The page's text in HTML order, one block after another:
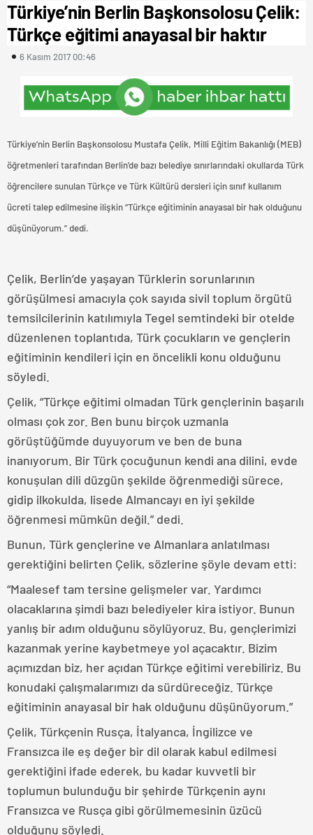
Türkiye’nin Berlin Başkonsolosu Çelik:
Türkçe eğitimi anayasal bir haktır
6 Kasım 2017 00:46
Türkiye’nin Berlin Başkonsolosu Mustafa Çelik, Milli Eğitim Bakanlığı (MEB)
öğretmenleri tarafından Berlin’de bazı belediye sınırlarındaki okullarda Türk
öğrencilere sunulan Türkçe ve Türk Kültürü dersleri için sınıf kullanım
ücreti talep edilmesine ilişkin “Türkçe eğitiminin anayasal bir hak olduğunu
düşünüyorum.” dedi.
Çelik, Berlin’de yaşayan Türklerin sorunlarının
görüşülmesi amacıyla çok sayıda sivil toplum örgütü
temsilcilerinin katılımıyla Tegel semtindeki bir otelde
düzenlenen toplantıda, Türk çocukların ve gençlerin
eğitiminin kendileri için en öncelikli konu olduğunu
söyledi.
Çelik, “Türkçe eğitimi olmadan Türk gençlerinin başarılı
olması çok zor. Ben bunu birçok uzmanla
görüştüğümde duyuyorum ve ben de buna
inanıyorum. Bir Türk çocuğunun kendi ana dilini, evde
konuşulan dili düzgün şekilde öğrenmediği sürece,
gidip ilkokulda, lisede Almancayı en iyi şekilde
öğrenmesi mümkün değil.” dedi.
Bunun, Türk gençlerine ve Almanlara anlatılması
gerektiğini belirten Çelik, sözlerine şöyle devam etti:
“Maalesef tam tersine gelişmeler var. Yardımcı
olacaklarına şimdi bazı belediyeler kira istiyor. Bunun
yanlış bir adım olduğunu söylüyoruz. Bu, gençlerimizi
kazanmak yerine kaybetmeye yol açacaktır. Bizim
açımızdan biz, her açıdan Türkçe eğitimi verebiliriz. Bu
konudaki çalışmalarımızı da sürdüreceğiz. Türkçe
eğitiminin anayasal bir hak olduğunu düşünüyorum.”
Çelik, Türkçenin Rusça, İtalyanca, İngilizce ve
Fransızca ile eş değer bir dil olarak kabul edilmesi
gerektiğini ifade ederek, bu kadar kuvvetli bir
toplumun bulunduğu bir şehirde Türkçenin aynı
Fransızca ve Rusça gibi görülmemesinin üzücü
olduğunu söyledi.